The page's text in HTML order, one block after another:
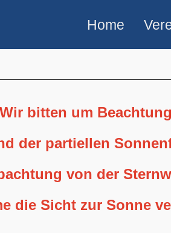
Home
Wir bitten um
der partiellen
von der
die Sicht zur Sonne